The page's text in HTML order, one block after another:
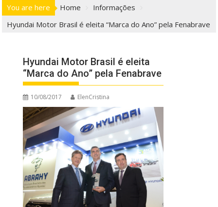
You are here Home
Informações
Hyundai Motor Brasil é eleita “Marca do Ano” pela Fenabrave
Hyundai Motor Brasil é eleita
“Marca do Ano” pela Fenabrave
10/08/2017 ElenCristina